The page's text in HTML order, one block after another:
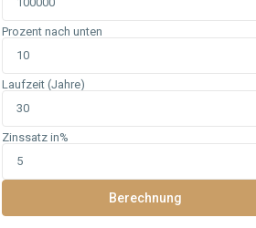
Prozent nach unten
Laufzeit (Jahre)
Zinssatz in%
Berechnung